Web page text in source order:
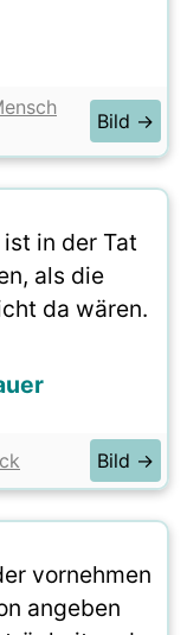
Bild →
in der Tat
als die
da wären.
Bild →
vornehmen
angeben